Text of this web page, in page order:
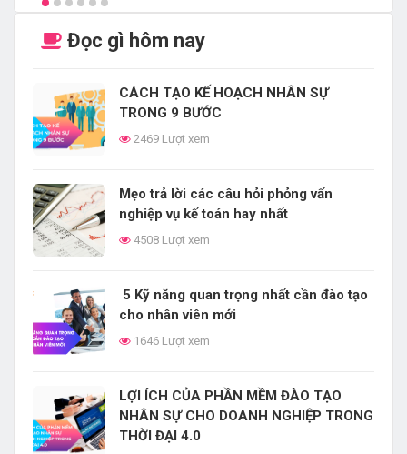
Đọc gì hôm nay
CÁCH TẠO KẾ HOẠCH NHÂN SỰ
TRONG 9 BƯỚC
2469 Lượt xem
Mẹo trả lời các câu hỏi phỏng vấn
nghiệp vụ kế toán hay nhất
4508 Lượt xem
5 Kỹ năng quan trọng nhất cần đào tạo
cho nhân viên mới
1646 Lượt xem
LỢI ÍCH CỦA PHẦN MỀM ĐÀO TẠO
NHÂN SỰ CHO DOANH NGHIỆP TRONG
THỜI ĐẠI 4.0